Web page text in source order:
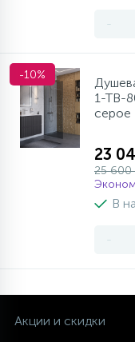
-
-10%
1-TB-
серое
23
25 600
В
-
Акции и скидки